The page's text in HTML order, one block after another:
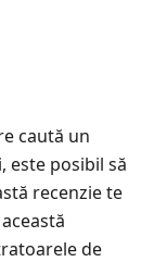
caută un
este posibil să
recenzie te
de